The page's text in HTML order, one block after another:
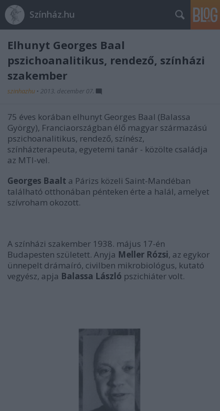
Színház.hu
Elhunyt Georges Baal
pszichoanalitikus, rendező, színházi
szakember
szinhazhu • 2013. december 07.
75 éves korában elhunyt Georges Baal (Balassa
György), Franciaországban élő magyar származású
pszichoanalitikus, rendező, színész,
színházterapeuta, egyetemi tanár - közölte családja
az MTI-vel.
Georges Baalt a Párizs közeli Saint-Mandéban
található otthonában pénteken érte a halál, amelyet
szívroham okozott.
A színházi szakember 1938. május 17-én
Budapesten született. Anyja Meller Rózsi, az egykor
ünnepelt drámaíró, civilben mikrobiológus, kutató
vegyész, apja Balassa László pszichiáter volt.